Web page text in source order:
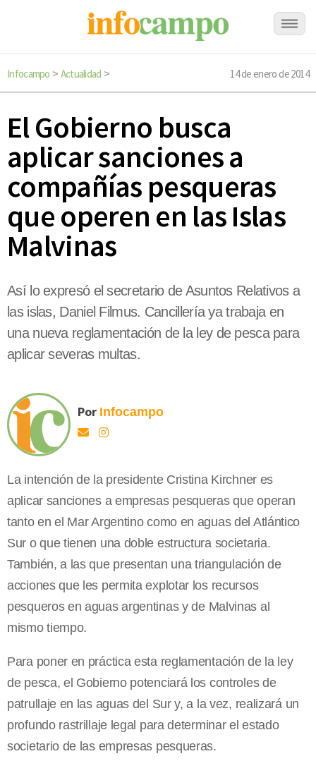
Infocampo > Actualidad > 14 de enero de 2014
El Gobierno busca
aplicar sanciones a
compañías pesqueras
que operen en las Islas
Malvinas
Así lo expresó el secretario de Asuntos Relativos a
las islas, Daniel Filmus. Cancillería ya trabaja en
una nueva reglamentación de la ley de pesca para
aplicar severas multas.
Por Infocampo
La intención de la presidente Cristina Kirchner es
aplicar sanciones a empresas pesqueras que operan
tanto en el Mar Argentino como en aguas del Atlántico
Sur o que tienen una doble estructura societaria.
También, a las que presentan una triangulación de
acciones que les permita explotar los recursos
pesqueros en aguas argentinas y de Malvinas al
mismo tiempo.
Para poner en práctica esta reglamentación de la ley
de pesca, el Gobierno potenciará los controles de
patrullaje en las aguas del Sur y, a la vez, realizará un
profundo rastrillaje legal para determinar el estado
societario de las empresas pesqueras.